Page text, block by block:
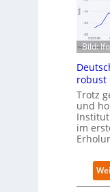
Bild:
robust
Trotz
und
im